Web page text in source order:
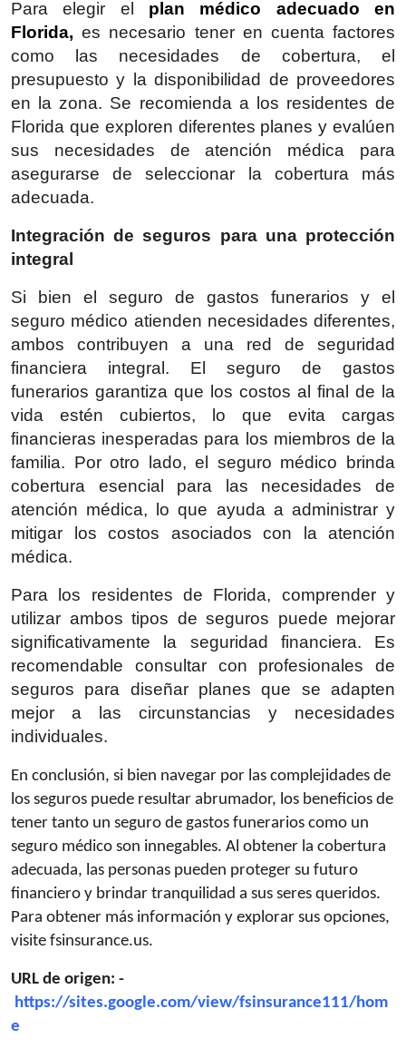
Para elegir el plan médico adecuado en
Florida,es necesario tener en cuenta factores
como las necesidades de cobertura, el
presupuesto y la disponibilidad de proveedores
en la zona. Se recomienda a los residentes de
Florida que exploren diferentes planes y evalúen
sus necesidades de atención médica para
asegurarse de seleccionar la cobertura más
adecuada.
Integración de seguros para una protección
integral
Si bien el seguro de gastos funerarios y el
seguro médico atienden necesidades diferentes,
ambos contribuyen a una red de seguridad
financiera integral. El seguro de gastos
funerarios garantiza que los costos al final de la
vida estén cubiertos, lo que evita cargas
financieras inesperadas para los miembros de la
familia. Por otro lado, el seguro médico brinda
cobertura esencial para las necesidades de
atención médica, lo que ayuda a administrar y
mitigar los costos asociados con la atención
médica.
Para los residentes de Florida, comprender y
utilizar ambos tipos de seguros puede mejorar
significativamente la seguridad financiera. Es
recomendable consultar con profesionales de
seguros para diseñar planes que se adapten
mejor a las circunstancias y necesidades
individuales.
En conclusión, si bien navegar por las complejidades de
los seguros puede resultar abrumador, los beneficios de
tener tanto un seguro de gastos funerarios como un
seguro médico son innegables. Al obtener la cobertura
adecuada, las personas pueden proteger su futuro
financiero y brindar tranquilidad a sus seres queridos.
Para obtener más información y explorar sus opciones,
visite fsinsurance.us.
URL de origen: -
https://sites.google.com/view/fsinsurance111/hom
e